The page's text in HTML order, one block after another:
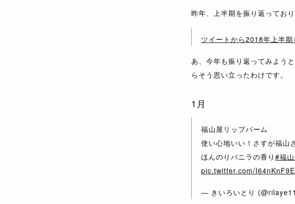
昨年、上半期を振り返ってお
ツイートから2018年上半期
あ、今年も振り返ってみよう
らそう思い立ったわけです。
1月
福山屋リップバーム
使い心地いい！さすが福山
ほんのりバニラの香り #福
pic.twitter.com/
— きいろいとり